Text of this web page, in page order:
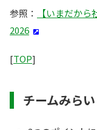
参照：
【いまだか
2026
[TOP]
チームみらい